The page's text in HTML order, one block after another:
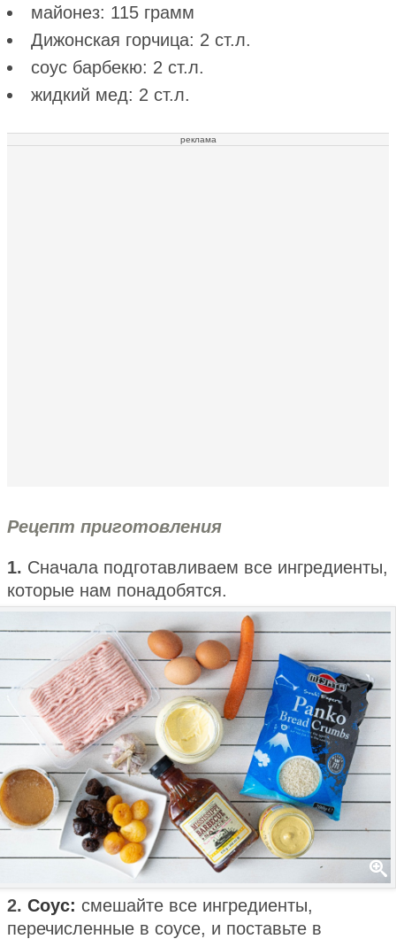
майонез: 115 грамм
Дижонская горчица: 2 ст.л.
соус барбекю: 2 ст.л.
жидкий мед: 2 ст.л.
реклама
Рецепт приготовления
1. Сначала подготавливаем все ингредиенты,
которые нам понадобятся.
2. Соус: смешайте все ингредиенты,
перечисленные в соусе, и поставьте в